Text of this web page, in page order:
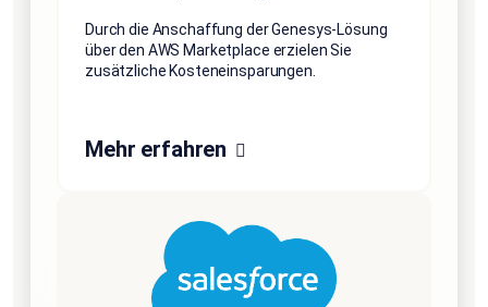
Durch die Anschaffung der Genesys-Lösung
über den AWS Marketplace erzielen Sie
zusätzliche Kosteneinsparungen.
Mehr erfahren